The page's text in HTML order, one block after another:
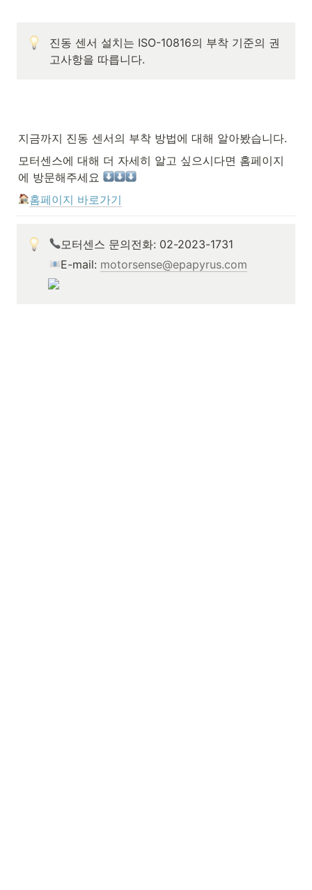
진동 센서 설치는 ISO-10816의 부착 기준의 권
고사항을 따릅니다.
지금까지 진동 센서의 부착 방법에 대해 알아봤습니다.
모터센스에 대해 더 자세히 알고 싶으시다면 홈페이지
에 방문해주세요
홈페이지 바로가기
모터센스 문의전화: 02-2023-1731
E-mail: motorsense@epapyrus.com